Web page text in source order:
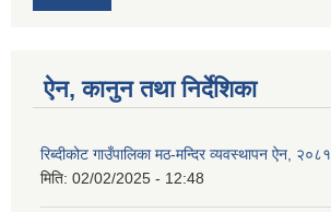
ऐन, कानुन तथा निर्देशिका
रिब्दीकोट गाउँपालिका मठ-मन्दिर व्यवस्थापन ऐन, २०८१
मिति: 02/02/2025 - 12:48